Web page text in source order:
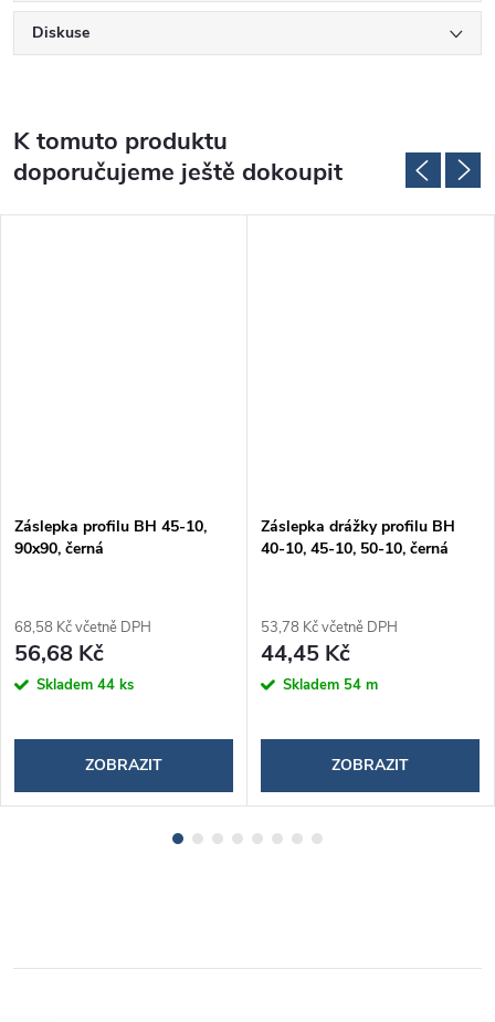
Diskuse
K tomuto produktu
doporučujeme ještě dokoupit
Záslepka profilu BH 45-10,
90x90, černá
68,58 Kč včetně DPH
56,68 Kč
Skladem 44 ks
ZOBRAZIT
Záslepka drážky profilu BH
40-10, 45-10, 50-10, černá
53,78 Kč včetně DPH
44,45 Kč
Skladem 54 m
ZOBRAZIT